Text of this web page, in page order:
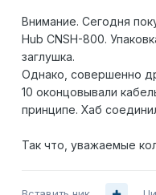
Внимание. Сегодня
Hub CNSH-800.
заглушка.
Однако, совершенно
10 оконцовывали
принципе. Хаб
Так что, уважаемые